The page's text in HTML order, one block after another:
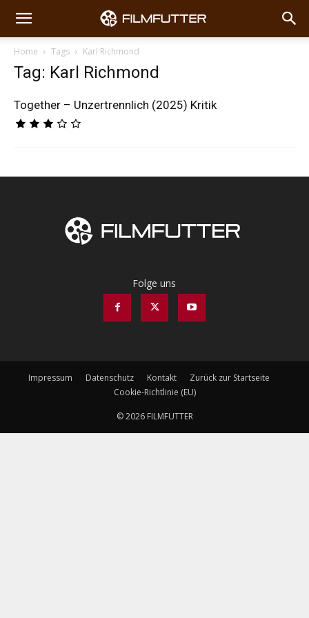
Home Tags Karl Richmond
Tag: Karl Richmond
Together – Unzertrennlich (2025) Kritik
Folge uns
Impressum Datenschutz Kontakt
Zurück zur Startseite
Cookie-Richtlinie (EU)
© 2026 FILMFUTTER